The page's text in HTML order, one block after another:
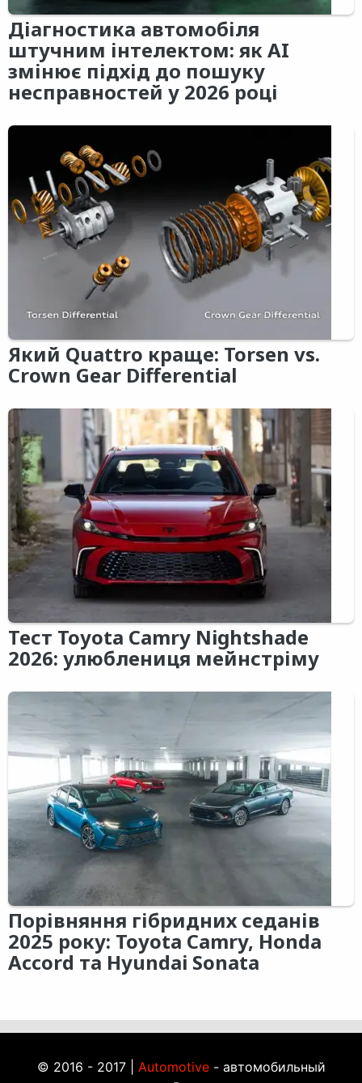
Діагностика автомобіля
штучним інтелектом: як AI
змінює підхід до пошуку
несправностей у 2026 році
Який Quattro краще: Torsen vs.
Crown Gear Differential
Тест Toyota Camry Nightshade
2026: улюблениця мейнстріму
Порівняння гібридних седанів
2025 року: Toyota Camry, Honda
Accord та Hyundai Sonata
© 2016 - 2017 | Automotive- автомобильный